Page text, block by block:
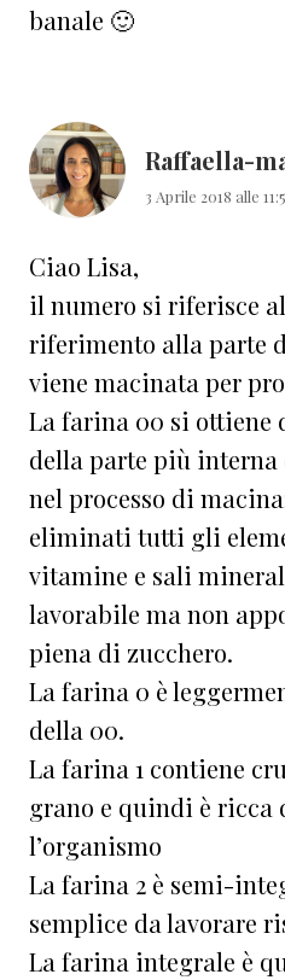
banale 🙂
Raffaella-
3 Aprile 2018 alle
Ciao Lisa,
il numero si riferisce
riferimento alla parte
viene macinata per
La farina 00 si ottiene
della parte più interna
nel processo di
eliminati tutti gli
vitamine e sali
lavorabile ma non
piena di zucchero.
La farina 0 è
della 00.
La farina 1 contiene
grano e quindi è
l’organismo
La farina 2 è semi-
semplice da lavorare
La farina integrale è